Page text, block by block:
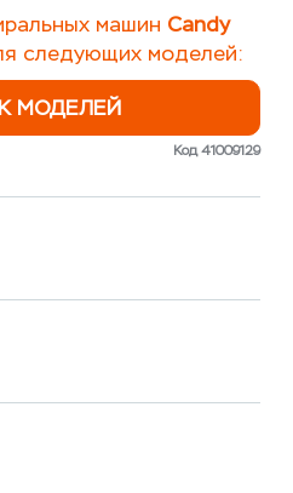
машин Candy
следующих моделей:
МОДЕЛЕЙ
Код 41009129